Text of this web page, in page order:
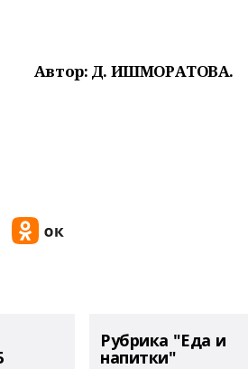
Автор: Д. ИШМОРАТОВА.
Рубрика "Еда и
напитки"